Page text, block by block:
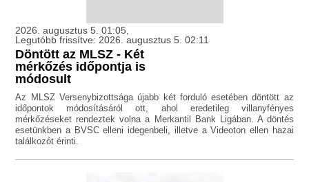
2026. augusztus 5. 01:05,
Legutóbb frissítve: 2026. augusztus 5. 02:11
Döntött az MLSZ - Két
mérkőzés időpontja is
módosult
Az MLSZ Versenybizottsága újabb két forduló esetében döntött az
időpontok módosításáról ott, ahol eredetileg villanyfényes
mérkőzéseket rendeztek volna a Merkantil Bank Ligában. A döntés
esetünkben a BVSC elleni idegenbeli, illetve a Videoton ellen hazai
találkozót érinti.